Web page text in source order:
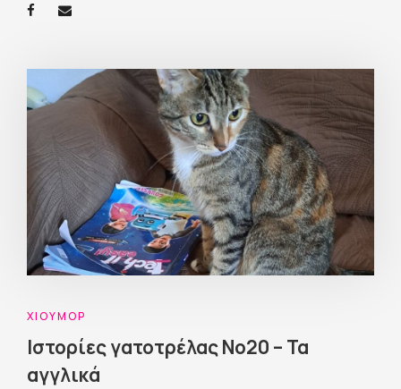
ΧΙΟΎΜΟΡ
Ιστορίες γατοτρέλας Νο20 – Τα
αγγλικά